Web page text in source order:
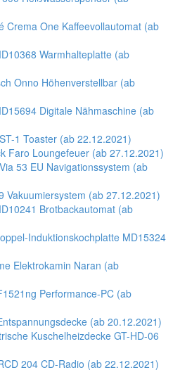
Crema One Kaffeevollautomat (ab
Warmhalteplatte (ab
Onno Höhenverstellbar (ab
Digitale Nähmaschine (ab
1 Toaster (ab 22.12.2021)
Faro Loungefeuer (ab 27.12.2021)
53 EU Navigationssystem (ab
Vakuumiersystem (ab 27.12.2021)
Brotbackautomat (ab
Induktionskochplatte MD15324
Elektrokamin Naran (ab
Performance-PC (ab
(ab 20.12.2021)
Kuschelheizdecke GT-HD-06
204 CD-Radio (ab 22.12.2021)